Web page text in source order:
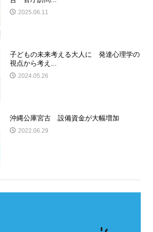
2025.06.11
子どもの未来考える大人に 発達心理学の
視点から考え...
2024.05.26
沖縄公庫宮古 設備資金が大幅増加
2022.06.29